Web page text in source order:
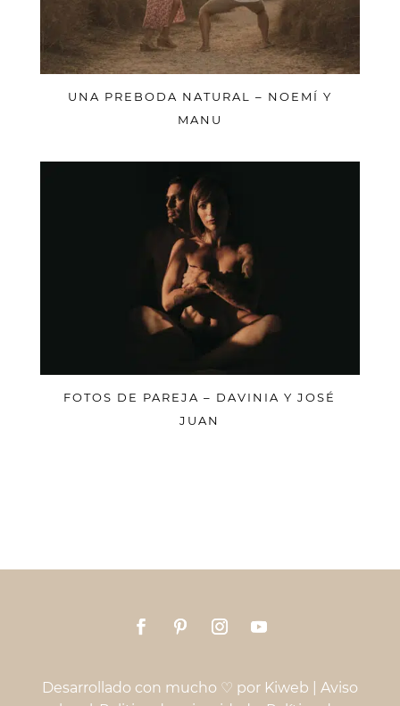
UNA PREBODA NATURAL – NOEMÍ Y
MANU
FOTOS DE PAREJA – DAVINIA Y JOSÉ
JUAN
Desarrollado con mucho ♡ por Kiweb
Aviso